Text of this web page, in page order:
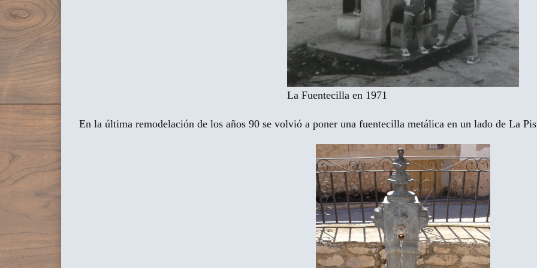
La Fuentecilla en 1971
En la última remodelación de los años 90 se volvió a poner una fuentecilla metálica en un lado de La